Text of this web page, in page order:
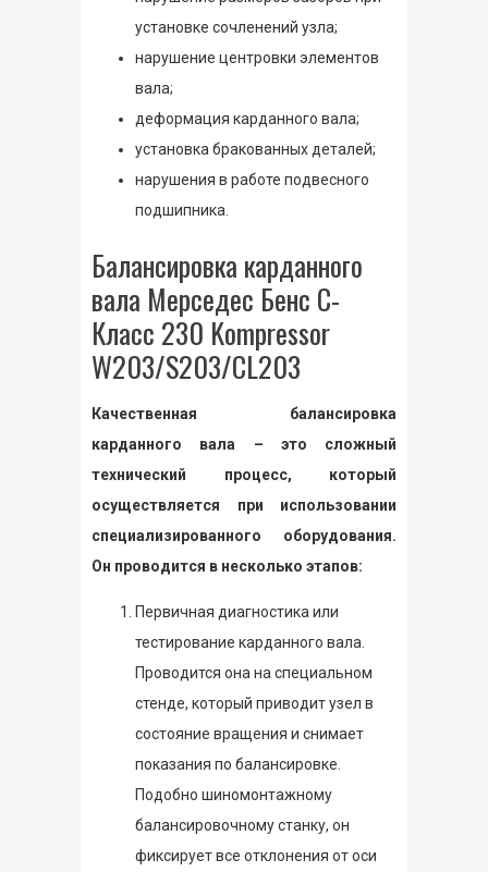
установке сочленений узла;
нарушение центровки элементов
вала;
деформация карданного вала;
установка бракованных деталей;
нарушения в работе подвесного
подшипника.
Балансировка карданного
вала Мерседес Бенс С-
Класс 230 Kompressor
W203/S203/CL203
Качественная балансировка
карданного вала – это сложный
технический процесс, который
осуществляется при использовании
специализированного оборудования.
Он проводится в несколько этапов:
Первичная диагностика или
тестирование карданного вала.
Проводится она на специальном
стенде, который приводит узел в
состояние вращения и снимает
показания по балансировке.
Подобно шиномонтажному
балансировочному станку, он
фиксирует все отклонения от оси